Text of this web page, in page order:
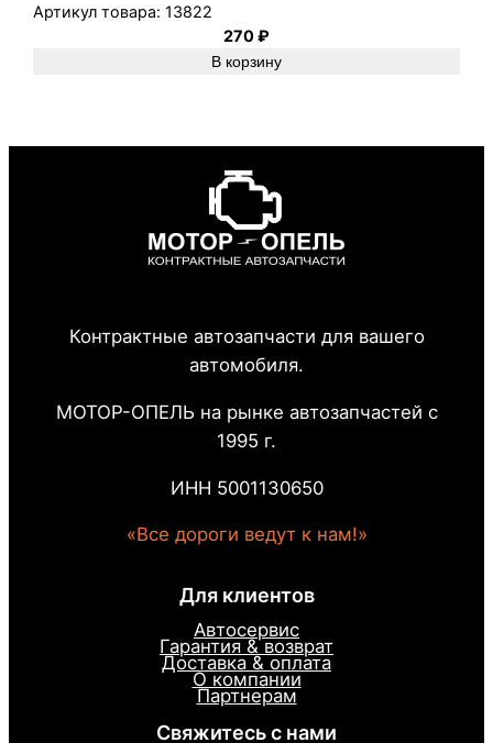
Артикул товара: 13822
270₽
В корзину
Контрактные автозапчасти для вашего
автомобиля.
МОТОР-ОПЕЛЬ на рынке автозапчастей с
1995 г.
ИНН 5001130650
«Все дороги ведут к нам!»
Для клиентов
Автосервис
Гарантия & возврат
Доставка & оплата
О компании
Партнерам
Свяжитесь с нами